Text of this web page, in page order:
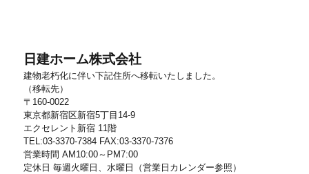
日建ホーム株式会社
建物老朽化に伴い下記住所へ移転いたしました。
（移転先）
〒160-0022
東京都新宿区新宿5丁目14-9
エクセレント新宿 11階
TEL:03-3370-7384 FAX:03-3370-7376
営業時間 AM10:00～PM7:00
定休日 毎週火曜日、水曜日（営業日カレンダー参照）